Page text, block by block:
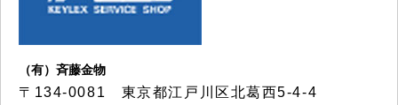
（有）斉藤金物
〒134-0081 東京都江戸川区北葛西5-4-4